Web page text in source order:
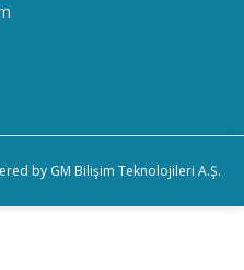
by GM Bilişim Teknolojileri A.Ş.